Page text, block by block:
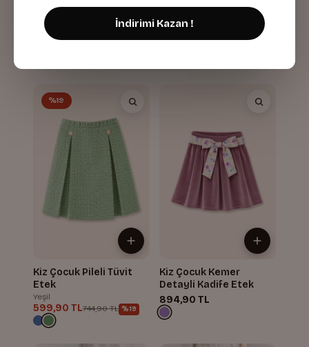
Kız Çocuk Çift Taraflı
Çiçek Desenli Etek
949,90 TL
Kiz Çocuk Pileli Tüvit
Etek
%19
Kiz Çocuk Pileli Tüvit
Etek
Yeşil
599,90 TL744,90 TL %19
Kiz Çocuk Kemer
Detayli Kadife Etek
894,90 TL
İndirimi Kazan !